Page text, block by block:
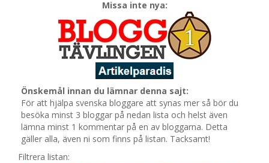
Missa inte nya:
Önskemål innan du lämnar denna sajt:
För att hjälpa svenska bloggare att synas mer så bör du
besöka minst 3 bloggar på nedan lista och helst även
lämna minst 1 kommentar på en av bloggarna. Detta
gäller alla, även ni som finns på listan. Tacksamt!
Filtrera listan: